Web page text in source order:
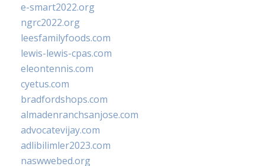
e-smart2022.org
ngrc2022.org
leesfamilyfoods.com
lewis-lewis-cpas.com
eleontennis.com
cyetus.com
bradfordshops.com
almadenranchsanjose.com
advocatevijay.com
adlibilimler2023.com
naswwebed.org